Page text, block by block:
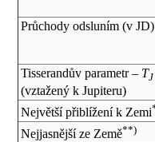
Průchody odsluním (v JD)
Tisserandův parametr – TJ
(vztažený k Jupiteru)
Největší přiblížení k Zemi
Nejjasnější ze Země**)